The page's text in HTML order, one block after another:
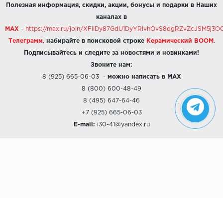
Полезная информация, скидки, акции, бонусы и подарки в Наших
каналах в
MAX - https://max.ru/join/
Телеграмм набирайте в поисковой строке Керамический BOOM .
Подписывайтесь и следите за новостями и новинками!
Звоните нам:
8 (925) 665-06-03- можно написать в MAX
8 (800) 600-48-49
8 (495) 647-64-46
+7 (925) 665-06-03
E-mail: i30-41@yandex.ru